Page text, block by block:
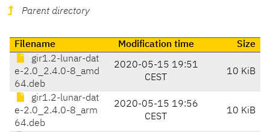
Parent directory
Filename Modification time
Size
gir1.2-lunar-dat
e-2.0_2.4.0-8_amd
64.deb
2020-05-15 19:51
CEST
10 KiB
gir1.2-lunar-dat
e-2.0_2.4.0-8_arm
64.deb
2020-05-15 19:56
CEST
10 KiB